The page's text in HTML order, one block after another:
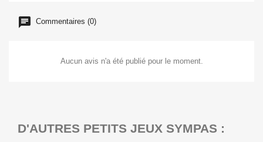
Commentaires (0)
Aucun avis n'a été publié pour le moment.
D'AUTRES PETITS JEUX SYMPAS :